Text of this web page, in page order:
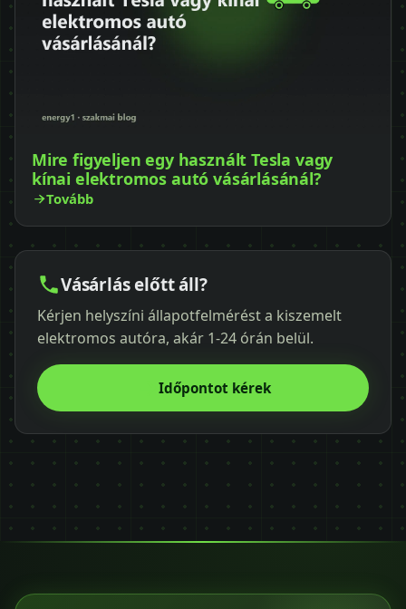
Mire figyeljen egy használt Tesla vagy
kínai elektromos autó vásárlásánál?
Tovább
Vásárlás előtt áll?
Kérjen helyszíni állapotfelmérést a kiszemelt
elektromos autóra, akár 1-24 órán belül.
Időpontot kérek